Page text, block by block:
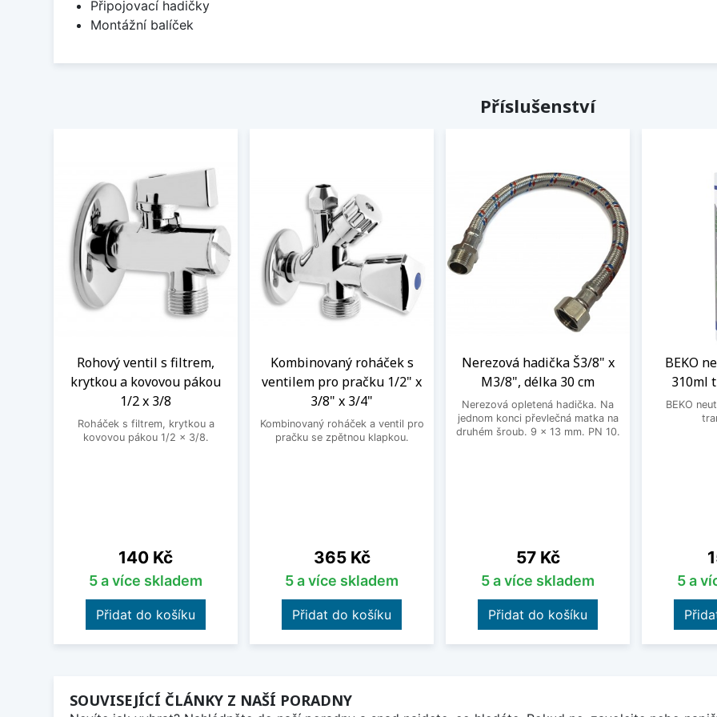
Připojovací hadičky
Montážní balíček
Příslušenství
Rohový ventil s filtrem,
krytkou a kovovou pákou
1/2 x 3/8
Roháček s filtrem, krytkou a
kovovou pákou 1/2 x 3/8.
Cena
140 Kč
5 a více skladem
Přidat do košíku
Kombinovaný roháček s
ventilem pro pračku 1/2" x
3/8" x 3/4"
Kombinovaný roháček a ventil pro
pračku se zpětnou klapkou.
Cena
365 Kč
5 a více skladem
Přidat do košíku
Nerezová hadička Š3/8" x
M3/8", délka 30 cm
Nerezová opletená hadička. Na
jednom konci převlečná matka na
druhém šroub. 9 x 13 mm. PN 10.
Cena
57 Kč
5 a více skladem
Přidat do košíku
BEKO
310ml
BEKO
5 a
SOUVISEJÍCÍ ČLÁNKY Z NAŠÍ PORADNY